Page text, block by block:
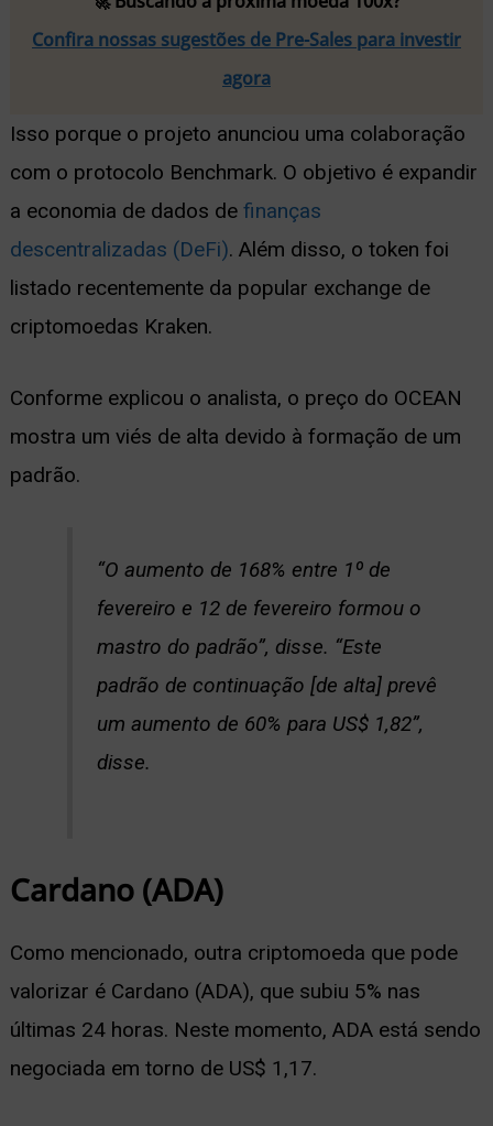
Confira nossas sugestões de Pre-Sales para investir
agora
Isso porque o projeto anunciou uma colaboração
com o protocolo Benchmark. O objetivo é expandir
a economia de dados de finanças
descentralizadas (DeFi). Além disso, o token foi
listado recentemente da popular exchange de
criptomoedas Kraken.
Conforme explicou o analista, o preço do OCEAN
mostra um viés de alta devido à formação de um
padrão.
“O aumento de 168% entre 1º de
fevereiro e 12 de fevereiro formou o
mastro do padrão”, disse. “Este
padrão de continuação [de alta] prevê
um aumento de 60% para US$ 1,82”,
disse.
Cardano (ADA)
Como mencionado, outra criptomoeda que pode
valorizar é Cardano (ADA), que subiu 5% nas
últimas 24 horas. Neste momento, ADA está sendo
negociada em torno de US$ 1,17.